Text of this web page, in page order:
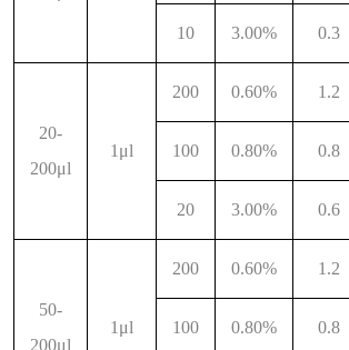
10 3.00% 0.3
20-
200μl
1μl
200 0.60% 1.2
100 0.80% 0.8
20 3.00% 0.6
50-
200μl
1μl
200 0.60% 1.2
100 0.80% 0.8